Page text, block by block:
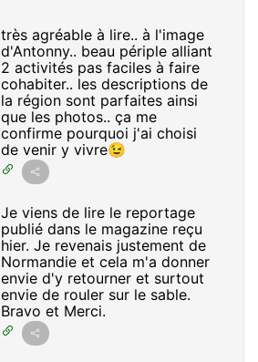
très agréable à lire.. à l'image
d'Antonny.. beau périple alliant
2 activités pas faciles à faire
cohabiter.. les descriptions de
la région sont parfaites ainsi
que les photos.. ça me
confirme pourquoi j'ai choisi
de venir y vivre😉
Je viens de lire le reportage
publié dans le magazine reçu
hier. Je revenais justement de
Normandie et cela m'a donner
envie d'y retourner et surtout
envie de rouler sur le sable.
Bravo et Merci.